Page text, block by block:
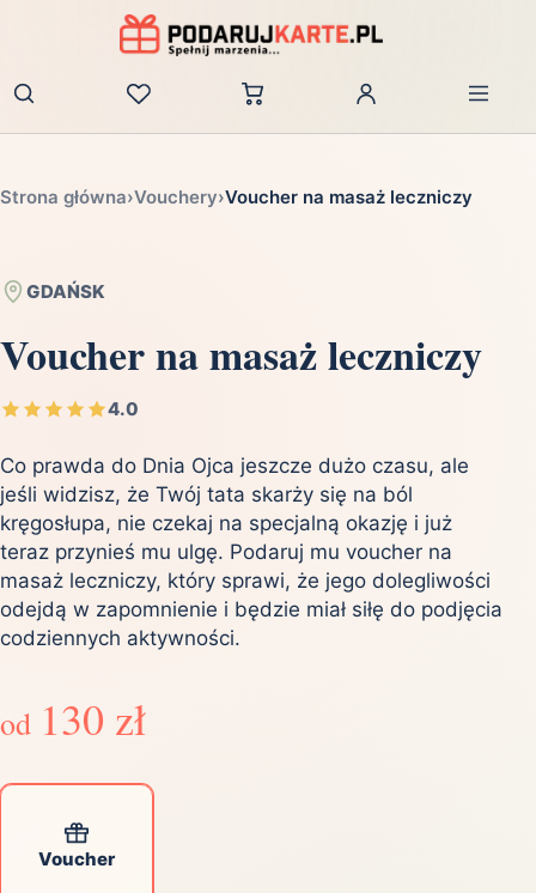
Zaloguj
Strona główna›Vouchery›Voucher na masaż leczniczy
GDAŃSK
Voucher na masaż leczniczy
4.0
Co prawda do Dnia Ojca jeszcze dużo czasu, ale
jeśli widzisz, że Twój tata skarży się na ból
kręgosłupa, nie czekaj na specjalną okazję i już
teraz przynieś mu ulgę. Podaruj mu voucher na
masaż leczniczy, który sprawi, że jego dolegliwości
odejdą w zapomnienie i będzie miał siłę do podjęcia
codziennych aktywności.
od 130 zł
Voucher